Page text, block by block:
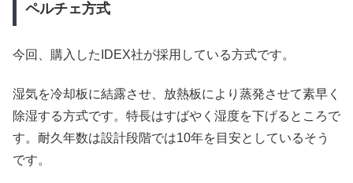
ペルチェ方式
今回、購入したIDEX社が採用している方式です。
湿気を冷却板に結露させ、放熱板により蒸発させて素早く
除湿する方式です。特長はすばやく湿度を下げるところで
す。耐久年数は設計段階では10年を目安としているそう
です。